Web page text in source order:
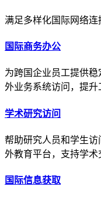
满足多样化国际网络连
国际商务办公
为跨国企业员工提供
外业务系统访问，提升
学术研究访问
帮助研究人员和学生
外教育平台，支持学术
国际信息获取